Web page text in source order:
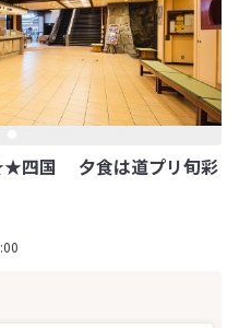
四国 夕食は道プリ旬彩